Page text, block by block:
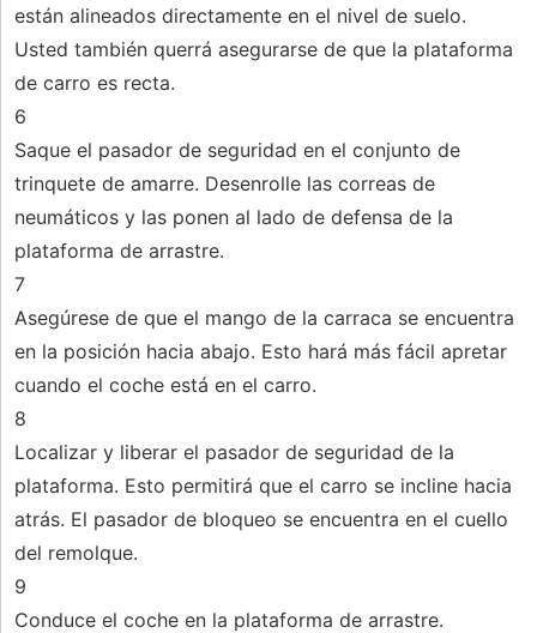
están alineados directamente en el nivel de suelo.
Usted también querrá asegurarse de que la plataforma
de carro es recta.
6
Saque el pasador de seguridad en el conjunto de
trinquete de amarre. Desenrolle las correas de
neumáticos y las ponen al lado de defensa de la
plataforma de arrastre.
7
Asegúrese de que el mango de la carraca se encuentra
en la posición hacia abajo. Esto hará más fácil apretar
cuando el coche está en el carro.
8
Localizar y liberar el pasador de seguridad de la
plataforma. Esto permitirá que el carro se incline hacia
atrás. El pasador de bloqueo se encuentra en el cuello
del remolque.
9
Conduce el coche en la plataforma de arrastre.